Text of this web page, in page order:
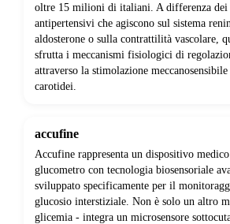
oltre 15 milioni di italiani. A differenza dei
antipertensivi che agiscono sul sistema
aldosterone o sulla contrattilità vascolare,
sfrutta i meccanismi fisiologici di
attraverso la stimolazione
carotidei.
accufine
Accufine rappresenta un dispositivo
glucometro con tecnologia biosensoriale
sviluppato specificamente per il
glucosio interstiziale. Non è solo un altro
glicemia - integra un microsensore